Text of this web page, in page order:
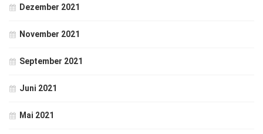
Dezember 2021
November 2021
September 2021
Juni 2021
Mai 2021